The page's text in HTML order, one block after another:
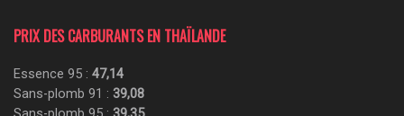
PRIX DES CARBURANTS EN THAÏLANDE
Essence 95 : 47,14
Sans-plomb 91 : 39,08